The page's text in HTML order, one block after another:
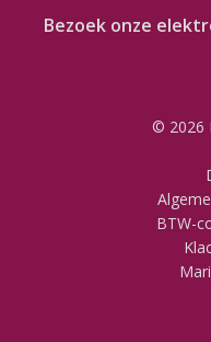
Bezoek onze
© 2026
BTW-